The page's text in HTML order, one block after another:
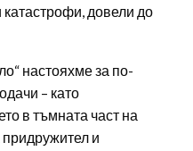
довели до
настояхме за по-
– като
в тъмната част на
и